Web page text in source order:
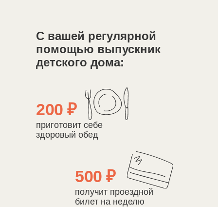
500 ₽
получит проездной
билет на неделю
200 ₽
приготовит себе
здоровый обед
С вашей регулярной
помощью выпускник
детского дома: